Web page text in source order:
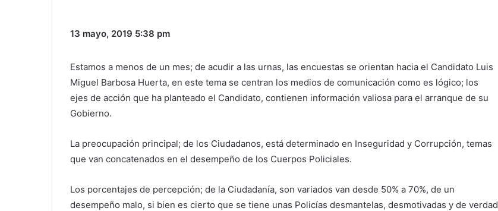
13 mayo, 2019 5:38 pm
Estamos a menos de un mes; de acudir a las urnas, las encuestas se orientan hacia el Candidato Luis
Miguel Barbosa Huerta, en este tema se centran los medios de comunicación como es lógico; los
ejes de acción que ha planteado el Candidato, contienen información valiosa para el arranque de su
Gobierno.
La preocupación principal; de los Ciudadanos, está determinado en Inseguridad y Corrupción, temas
que van concatenados en el desempeño de los Cuerpos Policiales.
Los porcentajes de percepción; de la Ciudadanía, son variados van desde 50% a 70%, de un
desempeño malo, si bien es cierto que se tiene unas Policías desmantelas, desmotivadas y de verdad